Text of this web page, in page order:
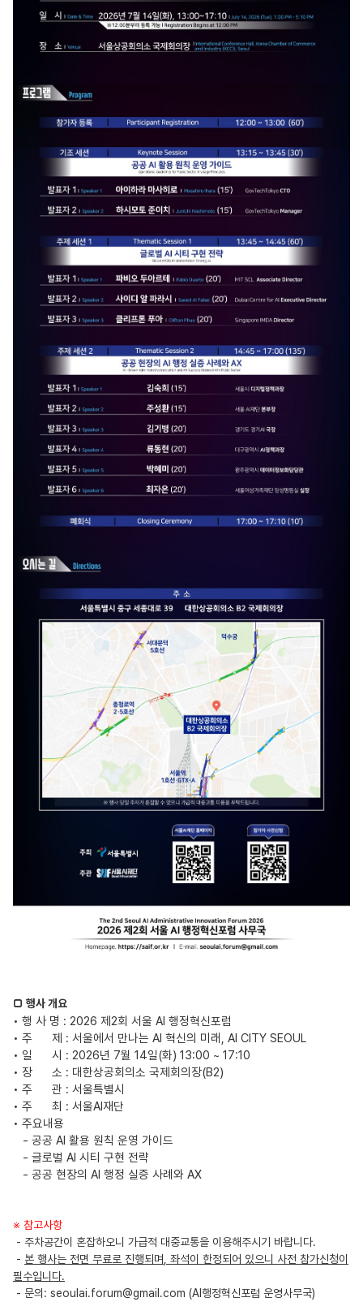
□ 행사 개요
• 행 사 명 : 2026 제2회 서울 AI 행정혁신포럼
• 주 제 : 서울에서 만나는 AI 혁신의 미래, AI CITY SEOUL
• 일 시 : 2026년 7월 14일(화) 13:00 ~ 17:10
• 장 소 : 대한상공회의소 국제회의장(B2)
• 주 관 : 서울특별시
• 주 최 : 서울AI재단
• 주요내용
- 공공 AI 활용 원칙 운영 가이드
- 글로벌 AI 시티 구현 전략
- 공공 현장의 AI 행정 실증 사례와 AX
※ 참고사항
- 주차공간이 혼잡하오니 가급적 대중교통을 이용해주시기 바랍니다.
- 본 행사는 전면 무료로 진행되며 좌석이 한정되어 있으니 사전 참가신청이
필수입니다.
- 문의 : seoulai.forum@gmail.com (AI행정혁신포럼 운영사무국)